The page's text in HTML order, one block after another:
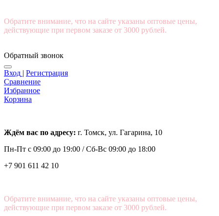
Обратите внимание, что на сайте указаны оптовые цены,
действующие при первом заказе от 3000 рублей.
Обратный звонок
Вход | Регистрация
Сравнение
Избранное
Корзина
Ждём вас по адресу: г. Томск, ул. Гагарина, 10
Пн-Пт с 09:00 до 19:00 /Сб-Вс 09:00 до 18:00
+7 901 611 42 10
Обратите внимание, что на сайте указаны оптовые цены,
действующие при первом заказе от 3000 рублей.